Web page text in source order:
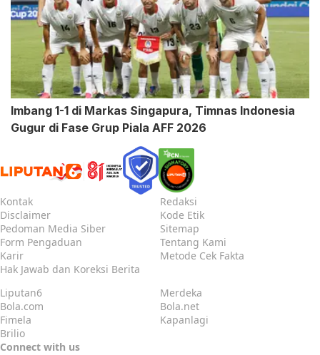
Imbang 1-1 di Markas Singapura, Timnas Indonesia
Gugur di Fase Grup Piala AFF 2026
Kontak
Redaksi
Disclaimer
Kode Etik
Pedoman Media Siber
Sitemap
Form Pengaduan
Tentang Kami
Karir
Metode Cek Fakta
Hak Jawab dan Koreksi Berita
Liputan6
Merdeka
Bola.com
Bola.net
Fimela
Kapanlagi
Brilio
Connect with us